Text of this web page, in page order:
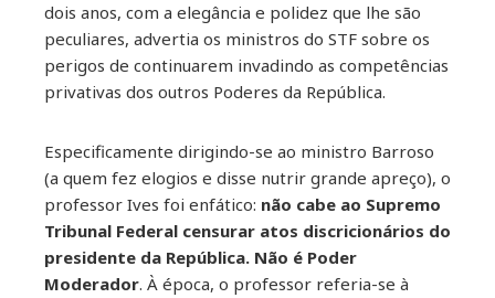
dois anos, com a elegância e polidez que lhe são
peculiares, advertia os ministros do STF sobre os
perigos de continuarem invadindo as competências
privativas dos outros Poderes da República.
Especificamente dirigindo-se ao ministro Barroso
(a quem fez elogios e disse nutrir grande apreço), o
professor Ives foi enfático: não cabe ao Supremo
Tribunal Federal censurar atos discricionários do
presidente da República. Não é Poder
Moderador. À época, o professor referia-se à